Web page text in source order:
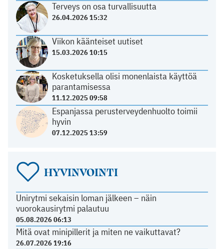
Terveys on osa turvallisuutta
26.04.2026 15:32
Viikon käänteiset uutiset
15.03.2026 10:15
Kosketuksella olisi monenlaista käyttöä
parantamisessa
11.12.2025 09:58
Espanjassa perusterveydenhuolto toimii
hyvin
07.12.2025 13:59
HYVINVOINTI
Unirytmi sekaisin loman jälkeen – näin
vuorokausirytmi palautuu
05.08.2026 06:13
Mitä ovat minipillerit ja miten ne vaikuttavat?
26.07.2026 19:16